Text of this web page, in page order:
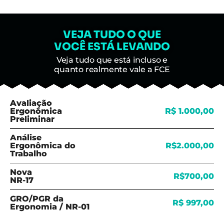
VEJA TUDO O QUE
VOCÊ ESTÁ LEVANDO
Veja tudo que está incluso e
quanto realmente vale a FCE
Avaliação
Ergonômica
Preliminar
R$ 1.000,00
Análise
Ergonômica do
Trabalho
R$2.000,00
Nova
NR-17
R$700,00
GRO/PGR da
Ergonomia / NR-01
R$ 997,00